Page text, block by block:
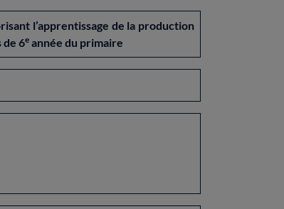
l’apprentissage de la production
de 6e année du primaire